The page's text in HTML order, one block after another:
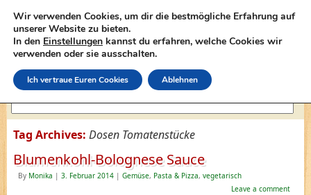
lasagne-rezepte.net
Tag Archives: Dosen Tomatenstücke
Blumenkohl-Bolognese Sauce
By Monika | 3. Februar 2014 | Gemüse, Pasta & Pizza, vegetarisch
Leave a comment
Wir verwenden Cookies, um dir die bestmögliche Erfahrung auf
unserer Website zu bieten.
In den Einstellungen kannst du erfahren, welche Cookies wir
verwenden oder sie ausschalten.
Ich vertraue Euren Cookies Ablehnen